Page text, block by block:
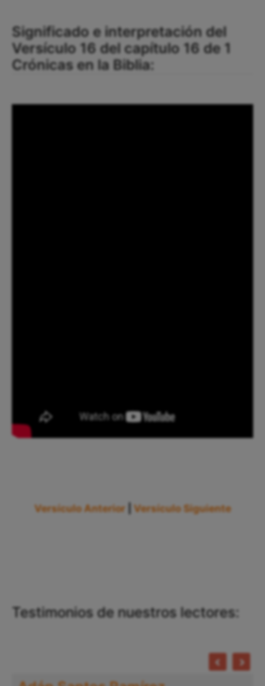
Significado e interpretación del
Versículo 16 del capítulo 16 de 1
Crónicas en la Biblia:
Versículo Anterior Versículo Siguiente
Testimonios de nuestros lectores: